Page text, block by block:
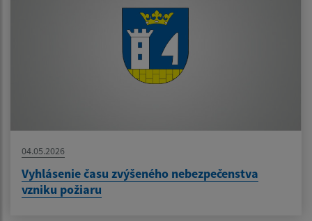
04.05.2026
Vyhlásenie času zvýšeného nebezpečenstva
vzniku požiaru